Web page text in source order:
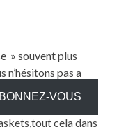
» souvent plus
n’hésitons pas a
, alors qu’une
s’emmitoufle
cela dans
VOUS